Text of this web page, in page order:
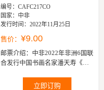
编号：CAFC217CO
国家：中非
发行时间：2022年11月25日
售价： ¥9.00
邮票介绍： 中非2022年非洲6国联
合发行中国书画名家潘天寿《美
立即订购